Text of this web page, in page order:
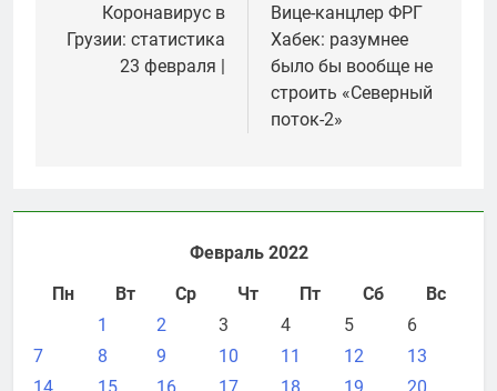
записям
Коронавирус в
Грузии: статистика
23 февраля |
Вице-канцлер ФРГ
Хабек: разумнее
было бы вообще не
строить «Северный
поток-2»
Февраль 2022
Пн
Вт Ср Чт Пт Сб
Вс
1
2 3 4 5
6
7
8 9 10 11 12
13